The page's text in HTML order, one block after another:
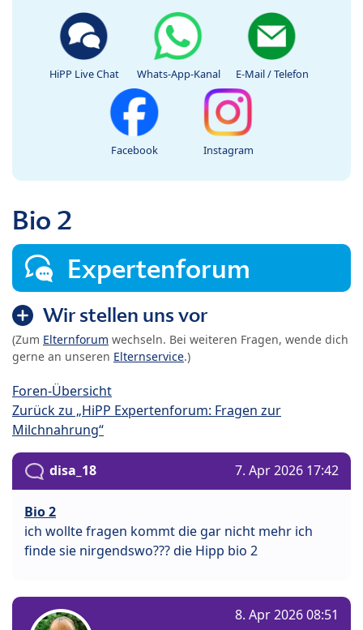
HiPP Live Chat Whats-App-Kanal E-Mail / Telefon
Facebook Instagram
Bio 2
Expertenforum
Wir stellen uns vor
(Zum Elternforum wechseln. Bei weiteren Fragen, wende dich
gerne an unseren Elternservice.)
Foren-Übersicht
Zurück zu „HiPP Expertenforum: Fragen zur
Milchnahrung“
disa_18 7. Apr 2026 17:42
Bio 2
ich wollte fragen kommt die gar nicht mehr ich
finde sie nirgendswo??? die Hipp bio 2
8. Apr 2026 08:51